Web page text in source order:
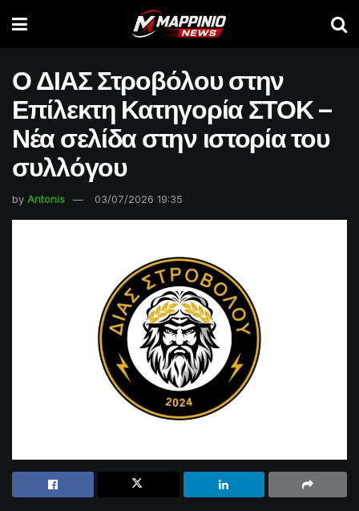
Ο ΔΙΑΣ Στροβόλου στην
Επίλεκτη Κατηγορία ΣΤΟΚ –
Νέα σελίδα στην ιστορία του
συλλόγου
by Antonis 03/07/2026 19:35